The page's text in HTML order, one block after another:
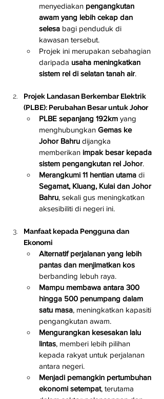
menyediakan pengangkutan
awam yang lebih cekap dan
selesa bagi penduduk di
kawasan tersebut.
Projek ini merupakan sebahagian
daripada usaha meningkatkan
sistem rel di selatan tanah air.
Projek Landasan Berkembar Elektrik
(PLBE): Perubahan Besar untuk Johor
PLBE sepanjang 192km yang
menghubungkan Gemas ke
Johor Bahru dijangka
memberikan impak besar kepada
sistem pengangkutan rel Johor.
Merangkumi 11 hentian utama di
Segamat, Kluang, Kulai dan Johor
Bahru, sekali gus meningkatkan
aksesibiliti di negeri ini.
Manfaat kepada Pengguna dan
Ekonomi
Alternatif perjalanan yang lebih
pantas dan menjimatkan kos
berbanding lebuh raya.
Mampu membawa antara 300
hingga 500 penumpang dalam
satu masa, meningkatkan kapasiti
pengangkutan awam.
Mengurangkan kesesakan lalu
lintas, memberi lebih pilihan
kepada rakyat untuk perjalanan
antara negeri.
Menjadi pemangkin pertumbuhan
ekonomi setempat, terutama